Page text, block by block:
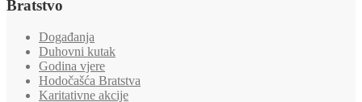
Bratstvo
Događanja
Duhovni kutak
Godina vjere
Hodočašća Bratstva
Karitativne akcije